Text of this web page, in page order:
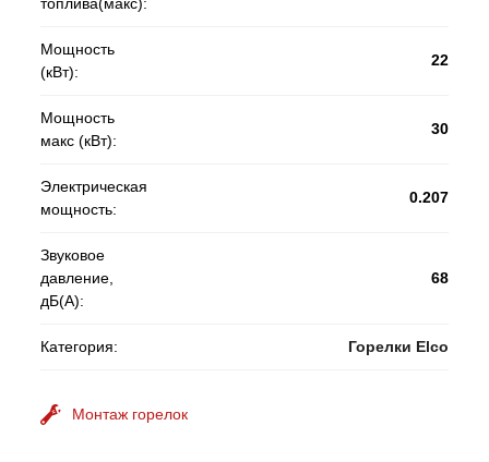
Мощность
(кВт):
22
Мощность
макс (кВт):
30
Электрическая
мощность:
0.207
Звуковое
давление,
дБ(А):
68
Категория: Горелки Elco
Монтаж горелок